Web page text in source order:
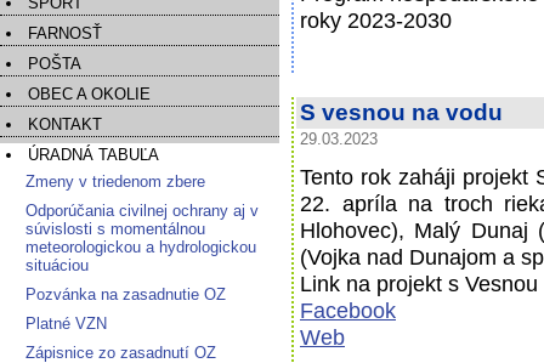
FARNOSŤ
POŠTA
OBEC A OKOLIE
KONTAKT
ÚRADNÁ TABUĽA
Zmeny v triedenom zbere
Odporúčania civilnej ochrany aj v
súvislosti s momentálnou
meteorologickou a hydrologickou
situáciou
Pozvánka na zasadnutie OZ
Platné VZN
Zápisnice zo zasadnutí OZ
roky 2023-2030
S vesnou na vodu
29.03.2023
Tento rok zaháji projekt
22. apríla na troch
Hlohovec), Malý Dunaj
(Vojka nad Dunajom a
Link na projekt s
Facebook
Web